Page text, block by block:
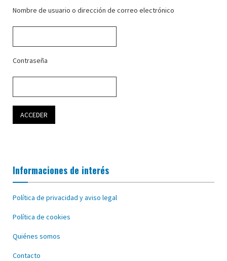
Nombre de usuario o dirección de correo electrónico
Contraseña
Informaciones de interés
Política de privacidad y aviso legal
Política de cookies
Quiénes somos
Contacto